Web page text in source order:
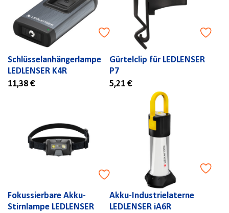
Schlüsselanhängerlampe
LEDLENSER K4R
11,38 €
Gürtelclip für LEDLENSER
P7
5,21 €
Fokussierbare Akku-
Stirnlampe LEDLENSER
Akku-Industrielaterne
LEDLENSER iA6R